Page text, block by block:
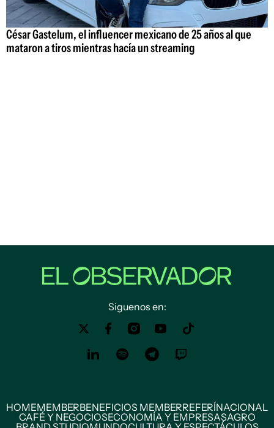
César Gastelum, el influencer mexicano de 25 años al que
mataron a tiros mientras hacía un streaming
Siguenos en:
HOMEMEMBERBENEFICIOS MEMBERREFERÍNACIONAL
CAFÉ Y NEGOCIOSECONOMÍA Y EMPRESASAGRO